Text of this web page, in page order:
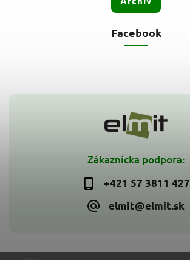
Zákaznícka podpora:
+421 57 3811 427
elmit@elmit.sk
Facebook